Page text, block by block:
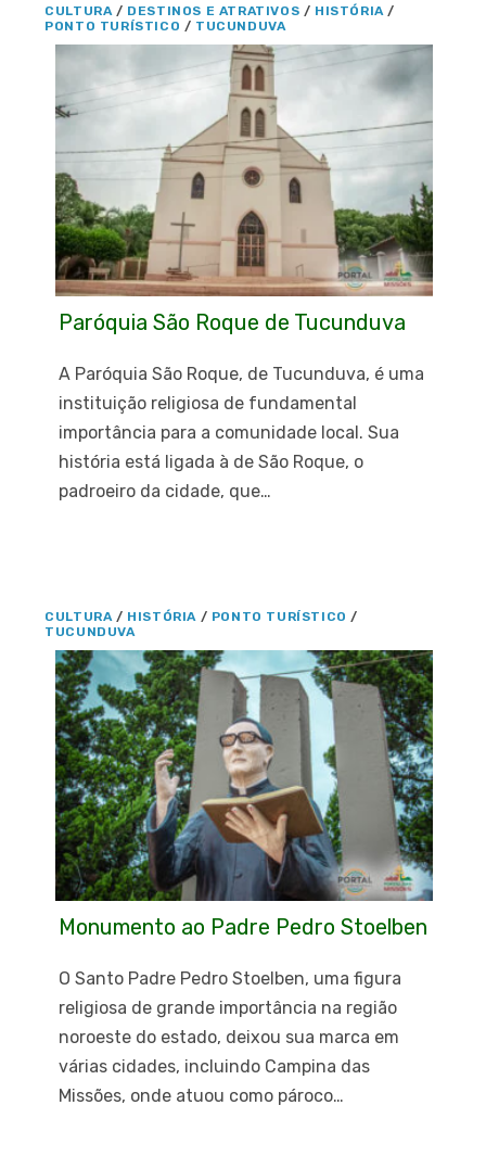
CULTURA/ DESTINOS E ATRATIVOS / HISTÓRIA/
PONTO TURÍSTICO / TUCUNDUVA
Paróquia São Roque de Tucunduva
A Paróquia São Roque, de Tucunduva, é uma
instituição religiosa de fundamental
importância para a comunidade local. Sua
história está ligada à de São Roque, o
padroeiro da cidade, que…
CULTURA / HISTÓRIA / PONTO TURÍSTICO /
TUCUNDUVA
Monumento ao Padre Pedro Stoelben
O Santo Padre Pedro Stoelben, uma figura
religiosa de grande importância na região
noroeste do estado, deixou sua marca em
várias cidades, incluindo Campina das
Missões, onde atuou como pároco…